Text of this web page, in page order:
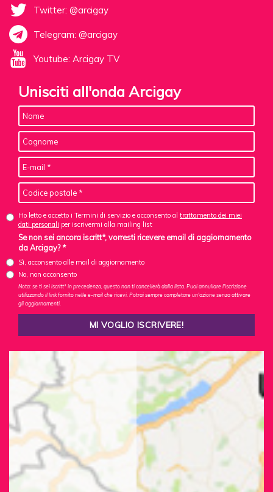
Twitter: @arcigay
Telegram: @arcigay
Youtube: Arcigay TV
Unisciti all'onda Arcigay
Ho letto e accetto i Termini di servizio e acconsento al trattamento dei miei
dati personali per iscrivermi alla mailing list
Se non sei ancora iscritt*, vorresti ricevere email di aggiornamento
da Arcigay? *
Sì, acconsento alle mail di aggiornamento
No, non acconsento
Nota: se ti sei iscritt* in precedenza, questo non ti cancellerà dalla lista. Puoi annullare l'iscrizione
utilizzando il link fornito nelle e-mail che ricevi. Potrai sempre completare un'azione senza attivare
gli aggiornamenti.